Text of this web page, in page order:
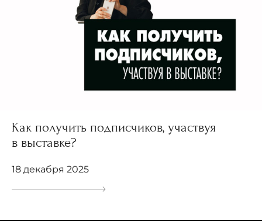
Как получить подписчиков, участвуя
в выставке?
18 декабря 2025